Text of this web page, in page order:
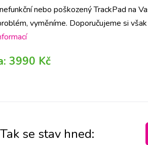
nebo poškozený TrackPad na
vyměníme. Doporučujeme si
pobočku, jestli mají díl skladem.
3990 Kč
Tak se stav hned: